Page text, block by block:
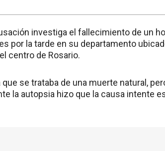
investiga el fallecimiento de un
por la tarde en su departamento
centro de Rosario.
se trataba de una muerte natural,
la autopsia hizo que la causa intente